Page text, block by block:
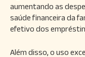
aumentando as
saúde financeira da
efetivo dos
Além disso, o uso